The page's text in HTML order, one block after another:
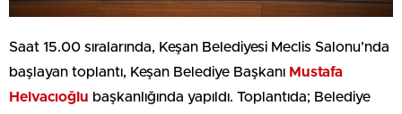
Saat 15.00 sıralarında, Keşan Belediyesi Meclis Salonu’nda
başlayan toplantı, Keşan Belediye Başkanı Mustafa
Helvacıoğlu başkanlığında yapıldı. Toplantıda; Belediye